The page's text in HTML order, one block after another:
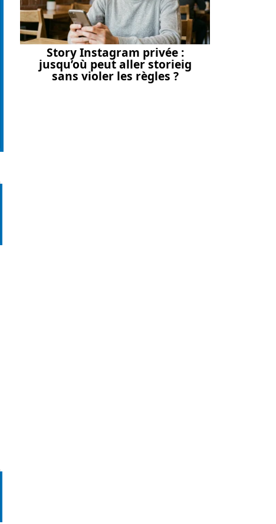
Story Instagram privée :
jusqu’où peut aller storieig
sans violer les règles ?